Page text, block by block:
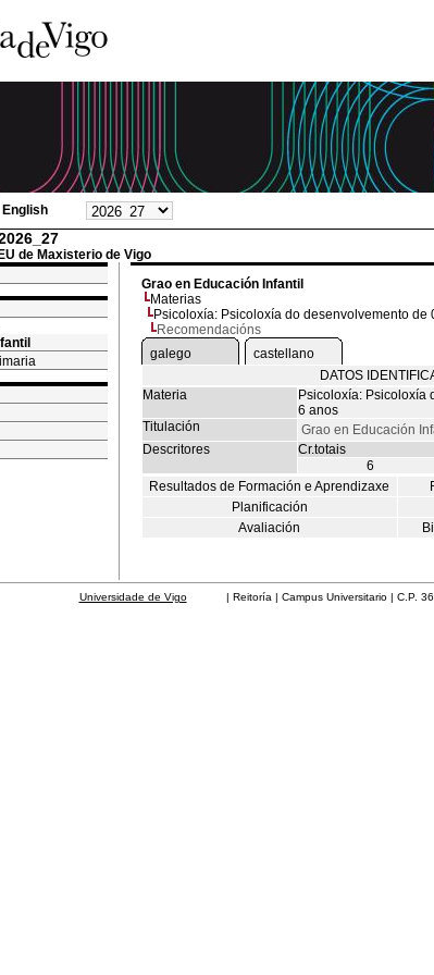
English
de Maxisterio de Vigo
Grao en Educación Infantil
Materias
Psicoloxía: Psicoloxía do desenvolvemento de
Recomendacións
galego
castellano
DATOS
Materia
Psicoloxía: Psicoloxía
6 anos
Titulación
Grao en Educación
Descritores
Cr.totais
6
Resultados de Formación e Aprendizaxe
Planificación
Avaliación
Universidade de Vigo| Reitoría | Campus Universitario | C.P.